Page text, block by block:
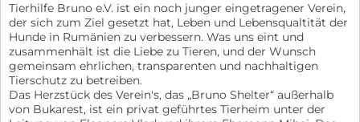
Tierhilfe Bruno e.V. ist ein noch junger eingetragener Verein,
der sich zum Ziel gesetzt hat, Leben und Lebensqualtität der
Hunde in Rumänien zu verbessern. Was uns eint und
zusammenhält ist die Liebe zu Tieren, und der Wunsch
gemeinsam ehrlichen, transparenten und nachhaltigen
Tierschutz zu betreiben.
Das Herzstück des Verein's, das „Bruno Shelter“ außerhalb
von Bukarest, ist ein privat geführtes Tierheim unter der